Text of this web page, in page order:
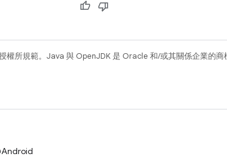
權所規範。Java 與 OpenJDK 是 Oracle 和/或其關係企業的商